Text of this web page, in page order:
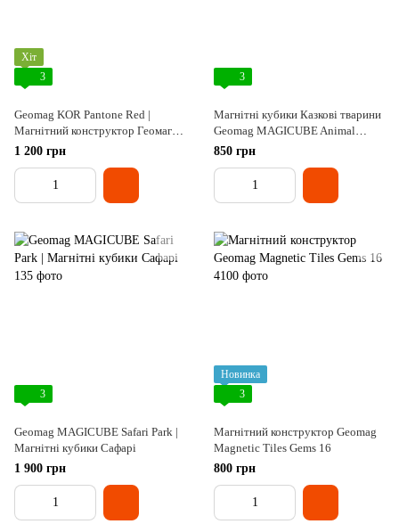
Хіт
3
Geomag KOR Pantone Red |
Магнітний конструктор Геомаг
Кор червоний
1 200 грн
3
Магнітні кубики Казкові тварини
Geomag MAGICUBE Animal
Friends
850 грн
3
Geomag MAGICUBE Safari Park |
Магнітні кубики Сафарі
1 900 грн
Новинка
3
Магнітний конструктор Geomag
Magnetic Tiles Gems 16
800 грн